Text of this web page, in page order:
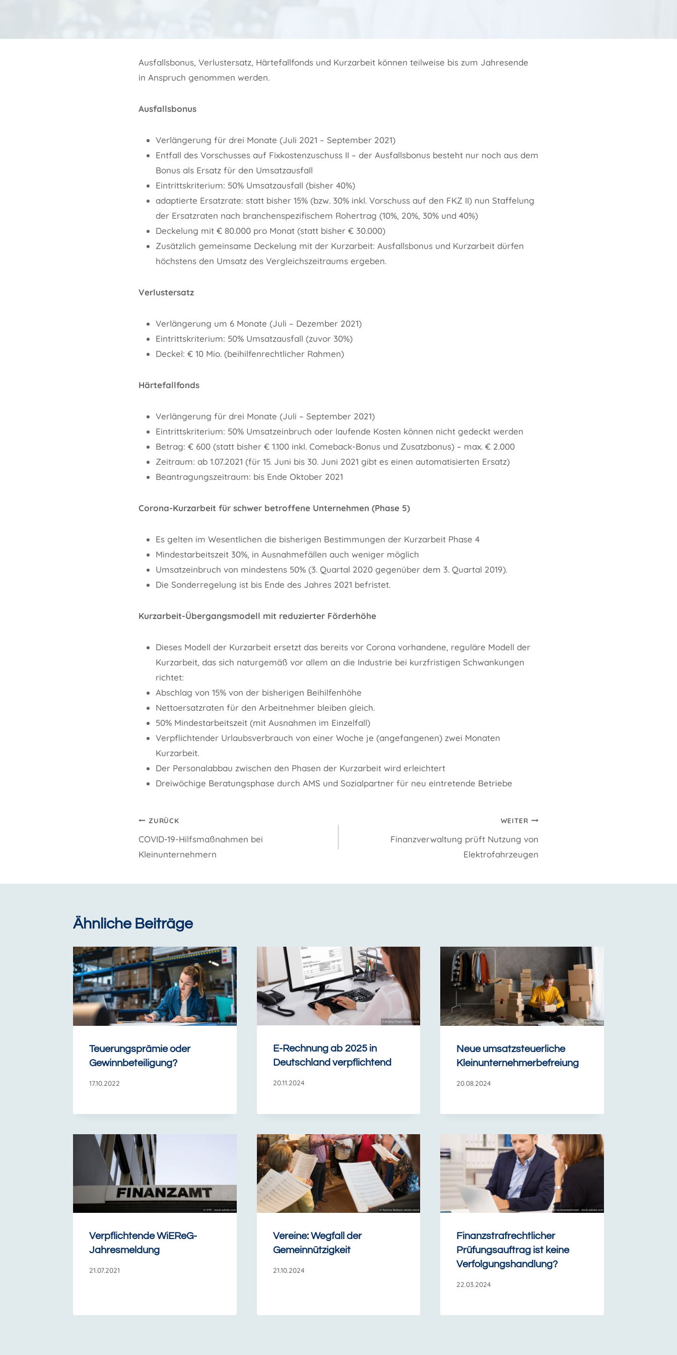
Ausfallsbonus, Verlustersatz, Härtefallfonds und Kurzarbeit können teilweise bis zum Jahresende
in Anspruch genommen werden.
Ausfallsbonus
Verlängerung für drei Monate (Juli 2021 – September 2021)
Entfall des Vorschusses auf Fixkostenzuschuss II – der Ausfallsbonus besteht nur noch aus dem
Bonus als Ersatz für den Umsatzausfall
Eintrittskriterium: 50% Umsatzausfall (bisher 40%)
adaptierte Ersatzrate: statt bisher 15% (bzw. 30% inkl. Vorschuss auf den FKZ II) nun Staffelung
der Ersatzraten nach branchenspezifischem Rohertrag (10%, 20%, 30% und 40%)
Deckelung mit € 80.000 pro Monat (statt bisher € 30.000)
Zusätzlich gemeinsame Deckelung mit der Kurzarbeit: Ausfallsbonus und Kurzarbeit dürfen
höchstens den Umsatz des Vergleichszeitraums ergeben.
Verlustersatz
Verlängerung um 6 Monate (Juli – Dezember 2021)
Eintrittskriterium: 50% Umsatzausfall (zuvor 30%)
Deckel: € 10 Mio. (beihilfenrechtlicher Rahmen)
Härtefallfonds
Verlängerung für drei Monate (Juli – September 2021)
Eintrittskriterium: 50% Umsatzeinbruch oder laufende Kosten können nicht gedeckt werden
Betrag: € 600 (statt bisher € 1.100 inkl. Comeback-Bonus und Zusatzbonus) – max. € 2.000
Zeitraum: ab 1.07.2021 (für 15. Juni bis 30. Juni 2021 gibt es einen automatisierten Ersatz)
Beantragungszeitraum: bis Ende Oktober 2021
Corona-Kurzarbeit für schwer betroffene Unternehmen (Phase 5)
Es gelten im Wesentlichen die bisherigen Bestimmungen der Kurzarbeit Phase 4
Mindestarbeitszeit 30%, in Ausnahmefällen auch weniger möglich
Umsatzeinbruch von mindestens 50% (3. Quartal 2020 gegenüber dem 3. Quartal 2019).
Die Sonderregelung ist bis Ende des Jahres 2021 befristet.
Kurzarbeit-Übergangsmodell mit reduzierter Förderhöhe
Dieses Modell der Kurzarbeit ersetzt das bereits vor Corona vorhandene, reguläre Modell der
Kurzarbeit, das sich naturgemäß vor allem an die Industrie bei kurzfristigen Schwankungen
richtet:
Abschlag von 15% von der bisherigen Beihilfenhöhe
Nettoersatzraten für den Arbeitnehmer bleiben gleich.
50% Mindestarbeitszeit (mit Ausnahmen im Einzelfall)
Verpflichtender Urlaubsverbrauch von einer Woche je (angefangenen) zwei Monaten
Kurzarbeit.
Der Personalabbau zwischen den Phasen der Kurzarbeit wird erleichtert
Dreiwöchige Beratungsphase durch AMS und Sozialpartner für neu eintretende Betriebe
Beitragsnavigation
ZURÜCK
COVID-19-Hilfsmaßnahmen bei
Kleinunternehmern
WEITER
Finanzverwaltung prüft Nutzung von
Elektrofahrzeugen
Ähnliche Beiträge
Teuerungsprämie oder
Gewinnbeteiligung?
17.10.2022
E-Rechnung ab 2025 in
Deutschland verpflichtend
20.11.2024
Neue umsatzsteuerliche
Kleinunternehmerbefreiung
20.08.2024
Verpflichtende WiEReG-
Jahresmeldung
21.07.2021
Vereine: Wegfall der
Gemeinnützigkeit
21.10.2024
Finanzstrafrechtlicher
Prüfungsauftrag ist keine
Verfolgungshandlung?
22.03.2024